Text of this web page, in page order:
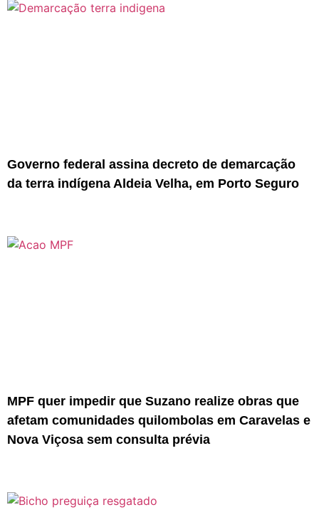
Governo federal assina decreto de demarcação
da terra indígena Aldeia Velha, em Porto Seguro
MPF quer impedir que Suzano realize obras que
afetam comunidades quilombolas em Caravelas e
Nova Viçosa sem consulta prévia